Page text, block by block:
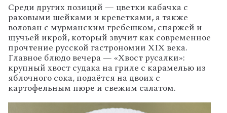
Среди других позиций — цветки кабачкас
раковыми шейками и креветками,атакже
волован с мурманским гребешком,спаржей и
щучьей икрой,который звучиткаксовременное
прочтение русской гастрономииXIXвека.
Главное блюдовечера— «Хвострусалки»:
крупныйхвостсудаканагриле с карамельюиз
яблочногосока,подаётся надвоих с
картофельным пюре и свежим салатом.